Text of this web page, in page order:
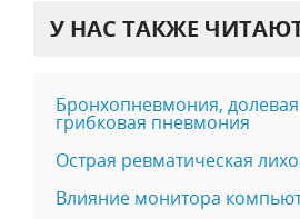
У НАС ТАКЖЕ
Бронхопневмония,
грибковая пневмония
Острая ревматическая
Влияние монитора